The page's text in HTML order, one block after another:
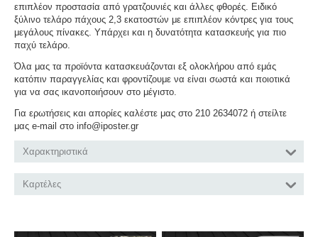
επιπλέον προστασία από γρατζουνιές και άλλες φθορές. Ειδικό
ξύλινο τελάρο πάχους 2,3 εκατοστών με επιπλέον κόντρες για τους
μεγάλους πίνακες. Υπάρχει και η δυνατότητα κατασκευής για πιο
παχύ τελάρο.
Όλα μας τα προϊόντα κατασκευάζονται εξ ολοκλήρου από εμάς
κατόπιν παραγγελίας και φροντίζουμε να είναι σωστά και ποιοτικά
για να σας ικανοποιήσουν στο μέγιστο.
Για ερωτήσεις και απορίες καλέστε μας στο 210 2634072 ή στείλτε
μας e-mail στο info@iposter.gr
Χαρακτηριστικά
Καρτέλες